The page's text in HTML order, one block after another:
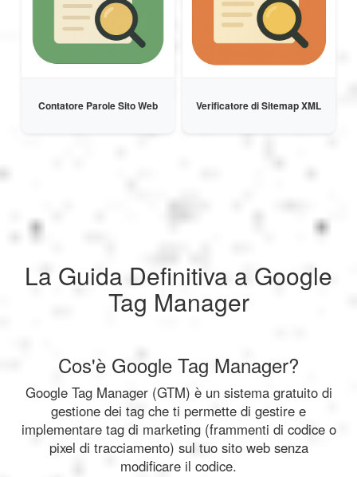
Contatore Parole Sito Web Verificatore di Sitemap XML
La Guida Definitiva a Google
Tag Manager
Cos'è Google Tag Manager?
Google Tag Manager (GTM) è un sistema gratuito di
gestione dei tag che ti permette di gestire e
implementare tag di marketing (frammenti di codice o
pixel di tracciamento) sul tuo sito web senza
modificare il codice.